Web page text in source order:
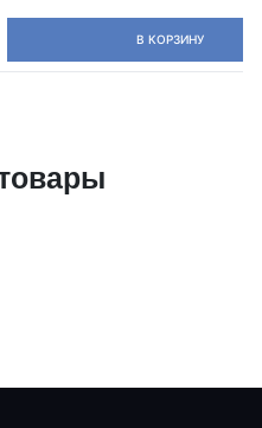
В КОРЗИНУ